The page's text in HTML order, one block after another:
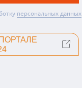
персональных данных